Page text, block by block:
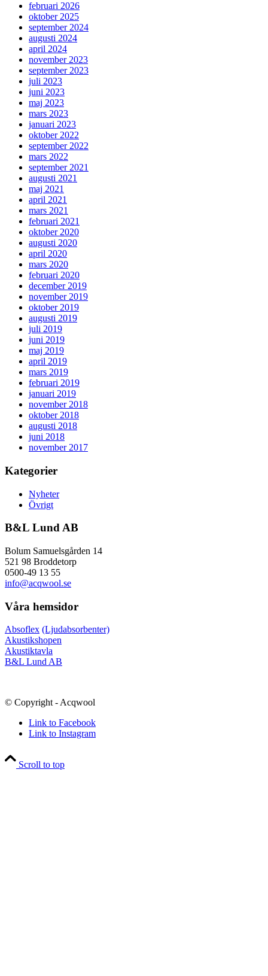
februari 2026
oktober 2025
september 2024
augusti 2024
april 2024
november 2023
september 2023
juli 2023
juni 2023
maj 2023
mars 2023
januari 2023
oktober 2022
september 2022
mars 2022
september 2021
augusti 2021
maj 2021
april 2021
mars 2021
februari 2021
oktober 2020
augusti 2020
april 2020
mars 2020
februari 2020
december 2019
november 2019
oktober 2019
augusti 2019
juli 2019
juni 2019
maj 2019
april 2019
mars 2019
februari 2019
januari 2019
november 2018
oktober 2018
augusti 2018
juni 2018
november 2017
Kategorier
Nyheter
Övrigt
B&L Lund AB
Bolum Samuelsgården 14
521 98 Broddetorp
0500-49 13 55
info@acqwool.se
Våra hemsidor
Absoflex (Ljudabsorbenter)
Akustikshopen
Akustiktavla
B&L Lund AB
© Copyright - Acqwool
Link to Facebook
Link to Instagram
Scroll to top